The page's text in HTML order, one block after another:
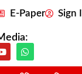
E-Paper Sign